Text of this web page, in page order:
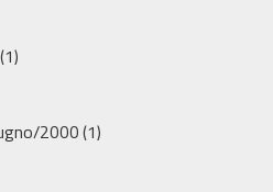
(1)
2000(1)